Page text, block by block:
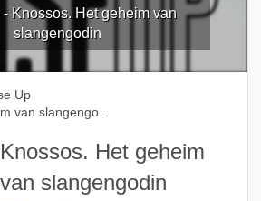
Knossos. Het geheim van
slangengodin
Up
van slangengo...
Knossos. Het geheim
van slangengodin